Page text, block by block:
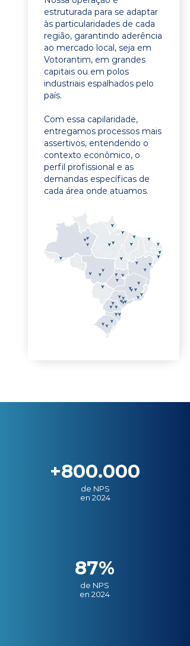
estruturada para se adaptar
às particularidades de cada
região, garantindo aderência
ao mercado local, seja em
Votorantim, em grandes
capitais ou em polos
industriais espalhados pelo
país.
Com essa capilaridade,
entregamos processos mais
assertivos, entendendo o
contexto econômico, o
perfil profissional e as
demandas específicas de
cada área onde atuamos.
+800.000
de NPS
en 2024
87%
de NPS
en 2024